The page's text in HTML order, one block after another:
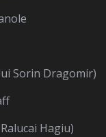
Sorin Dragomir)
Hagiu)